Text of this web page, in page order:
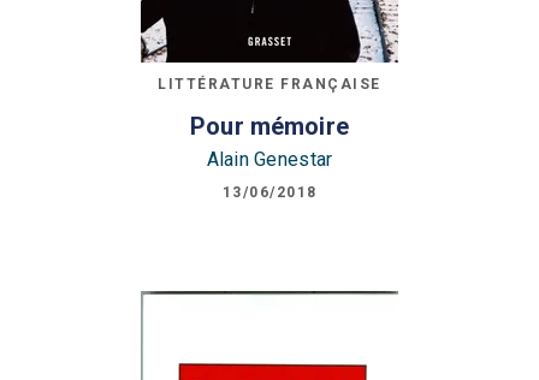
LITTÉRATURE FRANÇAISE
Pour mémoire
Alain Genestar
13/06/2018